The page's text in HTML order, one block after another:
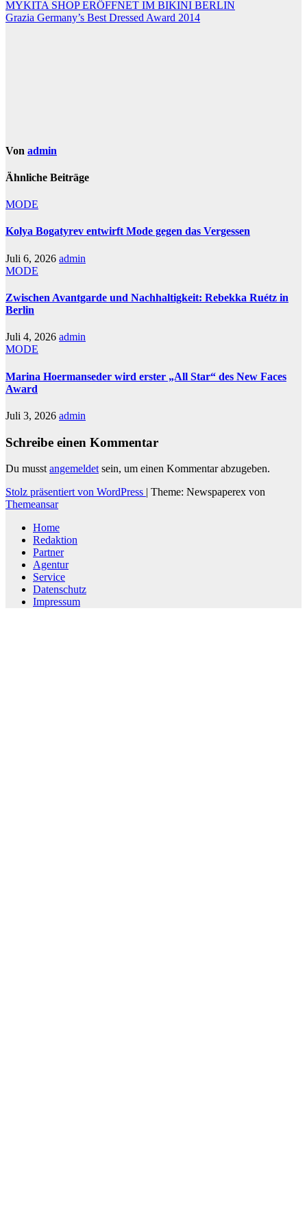
Beitragsnavigation
MYKITA SHOP ERÖFFNET IM BIKINI BERLIN
Grazia Germany’s Best Dressed Award 2014
Von admin
Ähnliche Beiträge
MODE
Kolya Bogatyrev entwirft Mode gegen das Vergessen
Juli 6, 2026 admin
MODE
Zwischen Avantgarde und Nachhaltigkeit: Rebekka Ruétz in
Berlin
Juli 4, 2026 admin
MODE
Marina Hoermanseder wird erster „All Star“ des New Faces
Award
Juli 3, 2026 admin
Schreibe einen Kommentar
Du musst angemeldet sein, um einen Kommentar abzugeben.
Stolz präsentiert von WordPress | Theme: Newspaperex von
Themeansar
Home
Redaktion
Partner
Agentur
Service
Datenschutz
Impressum